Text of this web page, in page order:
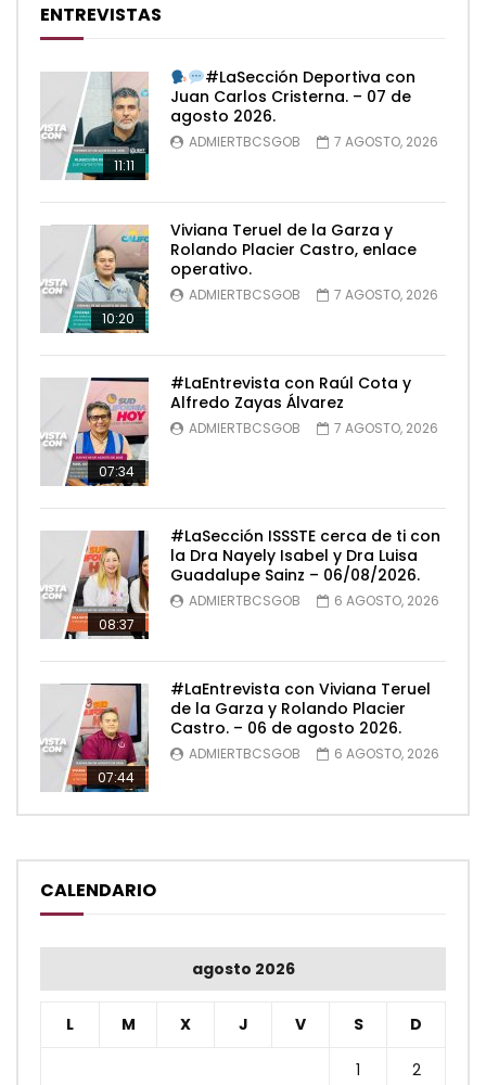
ENTREVISTAS
11:11
#LaSección Deportiva con
Juan Carlos Cristerna. – 07 de
agosto 2026.
ADMIERTBCSGOB 7 AGOSTO, 2026
10:20
Viviana Teruel de la Garza y
Rolando Placier Castro, enlace
operativo.
ADMIERTBCSGOB 7 AGOSTO, 2026
07:34
#LaEntrevista con Raúl Cota y
Alfredo Zayas Álvarez
ADMIERTBCSGOB 7 AGOSTO, 2026
08:37
#LaSección ISSSTE cerca de ti con
la Dra Nayely Isabel y Dra Luisa
Guadalupe Sainz – 06/08/2026.
ADMIERTBCSGOB 6 AGOSTO, 2026
07:44
#LaEntrevista con Viviana Teruel
de la Garza y Rolando Placier
Castro. – 06 de agosto 2026.
ADMIERTBCSGOB 6 AGOSTO, 2026
CALENDARIO
agosto 2026
L M X J V S D
1 2